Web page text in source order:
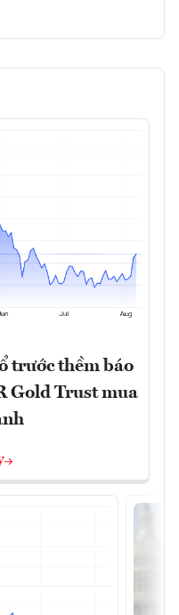
trước thềm báo
Gold Trust mua